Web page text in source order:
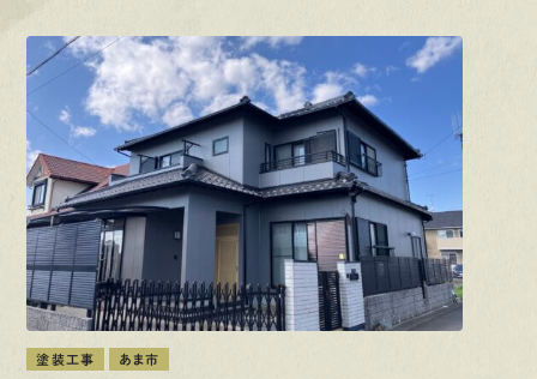
塗装工事 あま市